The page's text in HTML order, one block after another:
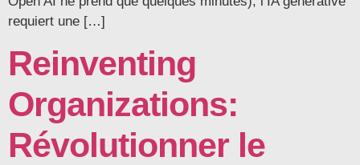
requiert une […]
Reinventing
Organizations:
Révolutionner le